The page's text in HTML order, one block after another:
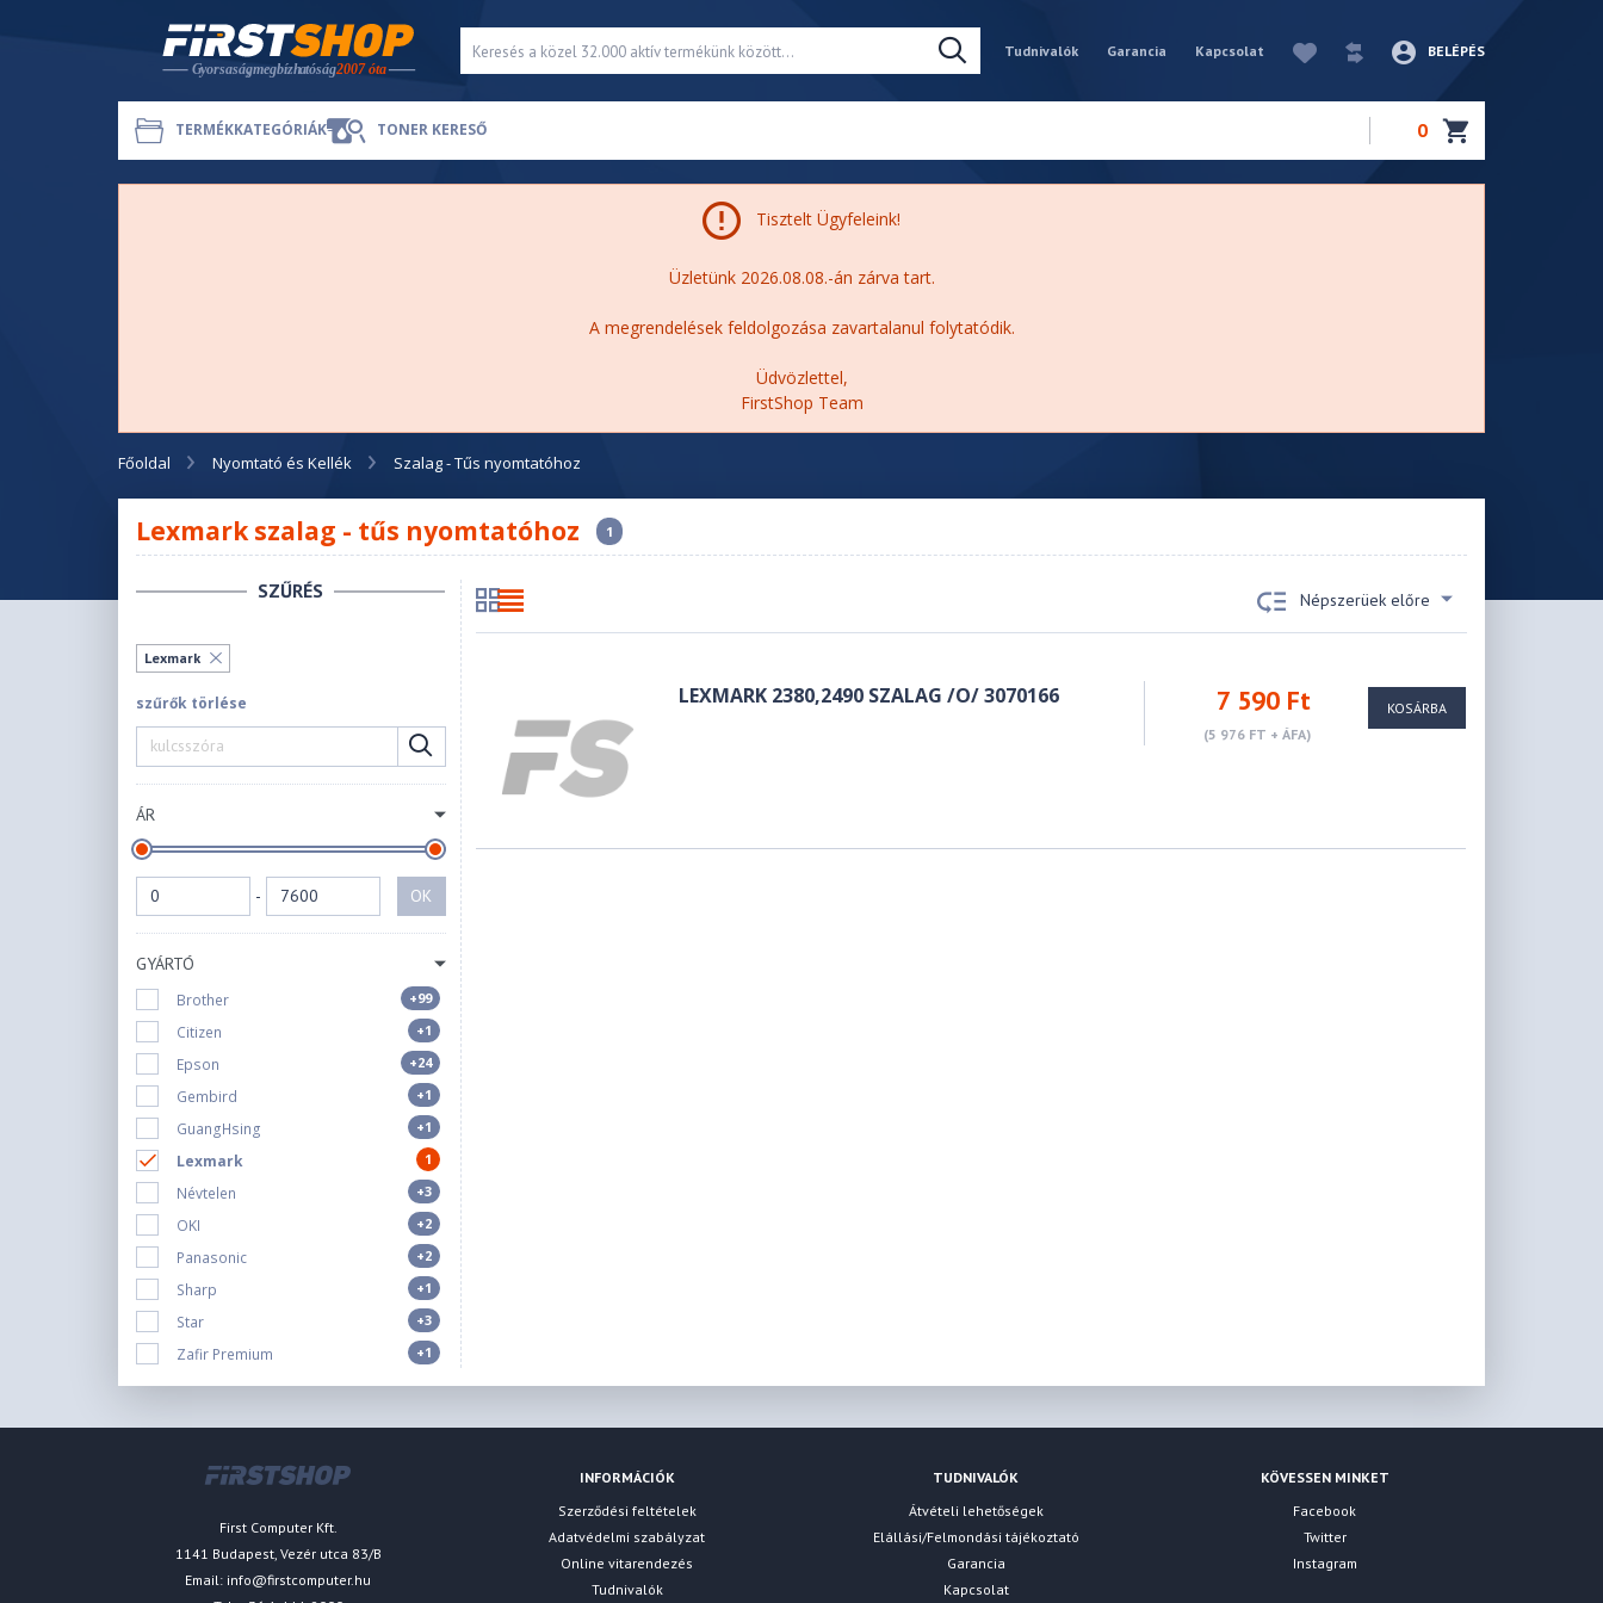
Tudnivalók Garancia Kapcsolat BELÉPÉS
TERMÉKKATEGÓRIÁK TONER KERESŐ 0
Tisztelt Ügyfeleink!
Üzletünk 2026.08.08.-án zárva tart.
A megrendelések feldolgozása zavartalanul folytatódik.
Üdvözlettel,
FirstShop Team
Főoldal Nyomtató és Kellék Szalag - Tűs nyomtatóhoz
Lexmark szalag - tűs nyomtatóhoz 1
SZŰRÉS
Lexmark
szűrők törlése
ÁR
- OK
GYÁRTÓ
Brother +99
Citizen +1
Epson +24
Gembird +1
GuangHsing +1
Lexmark 1
Névtelen +3
OKI +2
Panasonic +2
Sharp +1
Star +3
Zafir Premium +1
Népszerüek előre
LEXMARK 2380,2490 SZALAG /O/ 3070166 7 590 Ft
(5 976 FT + ÁFA)
KOSÁRBA
First Computer Kft.
1141 Budapest, Vezér utca 83/B
Email: info@firstcomputer.hu
INFORMÁCIÓK
Szerződési feltételek
Adatvédelmi szabályzat
Online vitarendezés
Tudnivalók
TUDNIVALÓK
Átvételi lehetőségek
Elállási/Felmondási tájékoztató
Garancia
Kapcsolat
KÖVESSEN MINKET
Facebook
Twitter
Instagram